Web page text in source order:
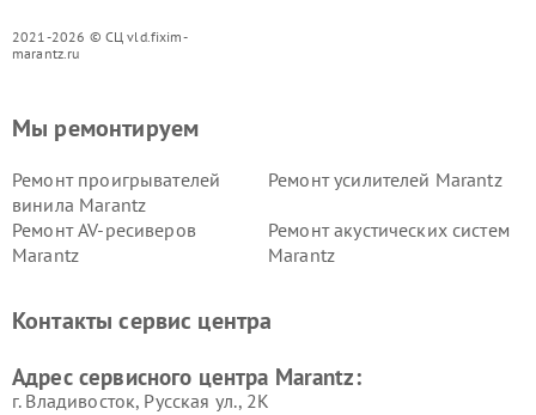
2021-2026 © СЦ vld.fixim-
marantz.ru
Мы ремонтируем
Ремонт проигрывателей
винила Marantz
Ремонт усилителей Marantz
Ремонт AV-ресиверов
Marantz
Ремонт акустических систем
Marantz
Контакты сервис центра
Адрес сервисного центра Marantz:
г. Владивосток, Русская ул., 2К